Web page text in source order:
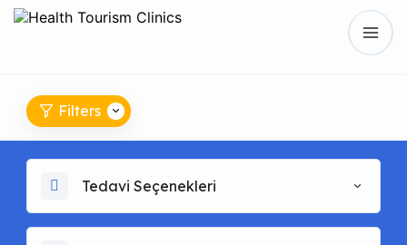
Filters
Tedavi Seçenekleri